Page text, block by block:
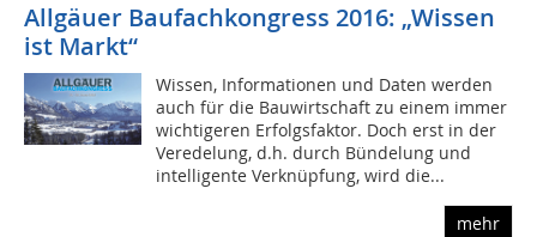
Allgäuer Baufachkongress 2016: „Wissen
ist Markt“
Wissen, Informationen und Daten werden
auch für die Bauwirtschaft zu einem immer
wichtigeren Erfolgsfaktor. Doch erst in der
Veredelung, d.h. durch Bündelung und
intelligente Verknüpfung, wird die...
mehr